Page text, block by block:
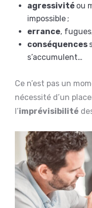
agressivité ou
impossible ;
errance,
conséquences
s’accumulent…
Ce n’est pas un
nécessité d’un
l’imprévisibilité